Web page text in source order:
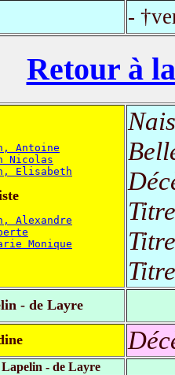
-
Retour à
Antoine
Nicolas
Elisabeth
Alexandre
Monique
- de Layre
Lapelin - de Layre